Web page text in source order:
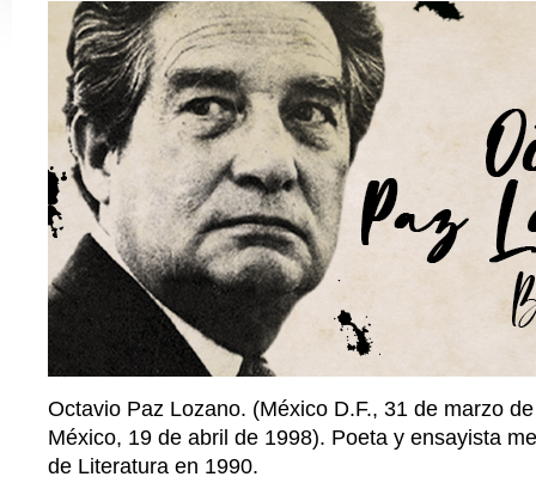
Octavio Paz Lozano. (México D.F., 31 de marzo
México, 19 de abril de 1998). Poeta y ensayista
de Literatura en 1990.